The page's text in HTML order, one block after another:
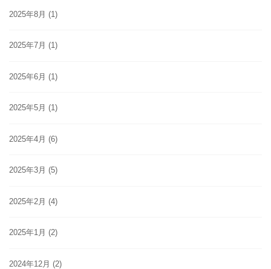
2025年8月 (1)
2025年7月 (1)
2025年6月 (1)
2025年5月 (1)
2025年4月 (6)
2025年3月 (5)
2025年2月 (4)
2025年1月 (2)
2024年12月 (2)